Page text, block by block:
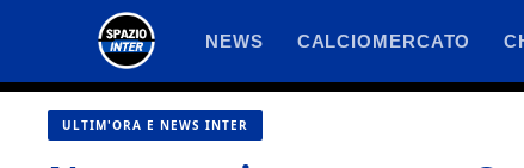
contenuto
NEWS CALCIOMERCATO
ULTIM'ORA E NEWS INTER